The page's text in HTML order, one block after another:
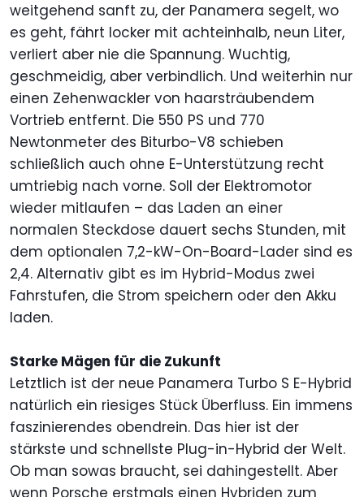
weitgehend sanft zu, der Panamera segelt, wo
es geht, fährt locker mit achteinhalb, neun Liter,
verliert aber nie die Spannung. Wuchtig,
geschmeidig, aber verbindlich. Und weiterhin nur
einen Zehenwackler von haarsträubendem
Vortrieb entfernt. Die 550 PS und 770
Newtonmeter des Biturbo-V8 schieben
schließlich auch ohne E-Unterstützung recht
umtriebig nach vorne. Soll der Elektromotor
wieder mitlaufen – das Laden an einer
normalen Steckdose dauert sechs Stunden, mit
dem optionalen 7,2-kW-On-Board-Lader sind es
2,4. Alternativ gibt es im Hybrid-Modus zwei
Fahrstufen, die Strom speichern oder den Akku
laden.
Starke Mägen für die Zukunft
Letztlich ist der neue Panamera Turbo S E-Hybrid
natürlich ein riesiges Stück Überfluss. Ein immens
faszinierendes obendrein. Das hier ist der
stärkste und schnellste Plug-in-Hybrid der Welt.
Ob man sowas braucht, sei dahingestellt. Aber